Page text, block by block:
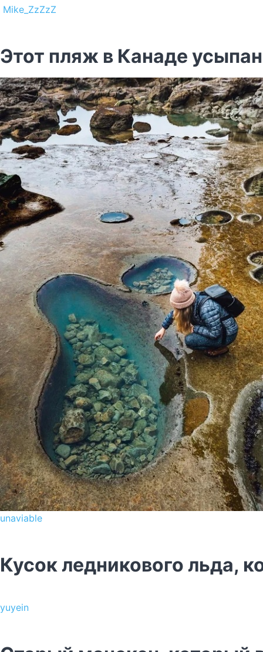
Mike_ZzZzZ
Этот пляж в Канаде
unaviable
Кусок ледникового льда,
yuyein